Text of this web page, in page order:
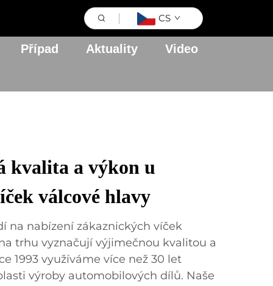
CS
Případ Aktuality Video
kvalita a výkon u
válcové hlavy
na nabízení zákaznických víček
trhu vyznačují výjimečnou kvalitou a
1993 využíváme více než 30 let
výroby automobilových dílů. Naše